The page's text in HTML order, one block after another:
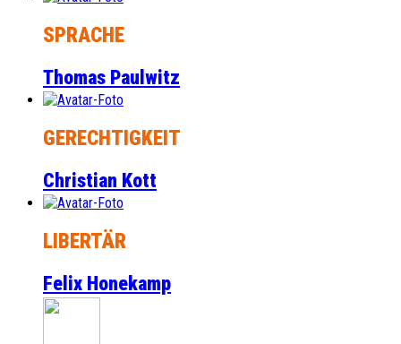
SPRACHE
Thomas Paulwitz
GERECHTIGKEIT
Christian Kott
LIBERTÄR
Felix Honekamp